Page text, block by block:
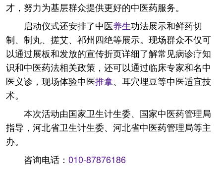
才，努力为基层群众提供更好的中医药服务。
启动仪式还安排了中医养生功法展示和鲜药切
制、制丸、搓艾、祁州四绝等展示。现场群众不仅可
以通过展板和发放的宣传折页详细了解常见病诊疗知
识和中医药法相关政策，还可以通过临床专家和名中
医义诊，现场体验中医推拿、耳穴埋豆等中医适宜技
术。
本次活动由国家卫生计生委、国家中医药管理局
指导，河北省卫生计生委、河北省中医药管理局等主
办。
咨询电话： 010-87876186